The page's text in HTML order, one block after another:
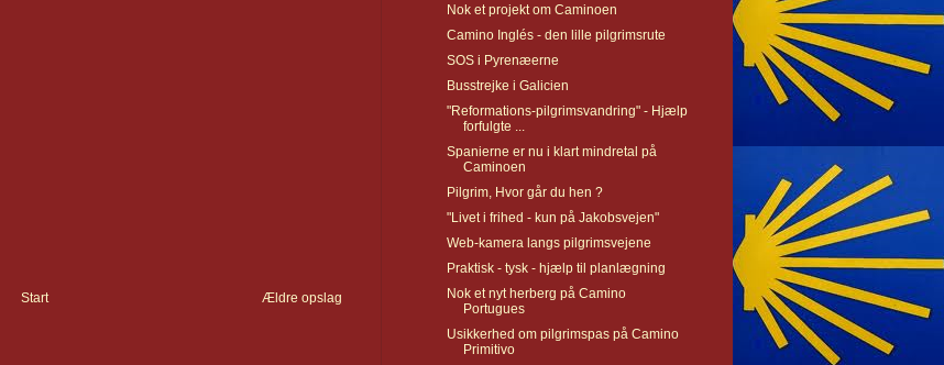
Ældre opslag
Start
Nok et projekt om Caminoen
Camino Inglés - den lille pilgrimsrute
SOS i Pyrenæerne
Busstrejke i Galicien
"Reformations-pilgrimsvandring" - Hjælp
forfulgte ...
Spanierne er nu i klart mindretal på
Caminoen
Pilgrim, Hvor går du hen ?
"Livet i frihed - kun på Jakobsvejen"
Web-kamera langs pilgrimsvejene
Praktisk - tysk - hjælp til planlægning
Nok et nyt herberg på Camino
Portugues
Usikkerhed om pilgrimspas på Camino
Primitivo